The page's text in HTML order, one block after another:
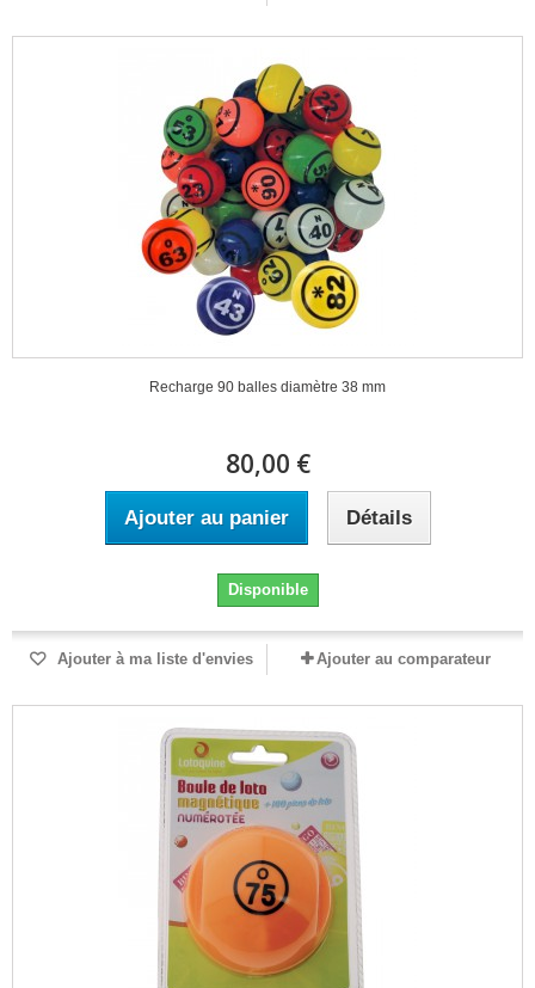
Recharge 90 balles diamètre 38 mm
80,00 €
Ajouter au panier Détails
Disponible
Ajouter à ma liste d'envies Ajouter au comparateur